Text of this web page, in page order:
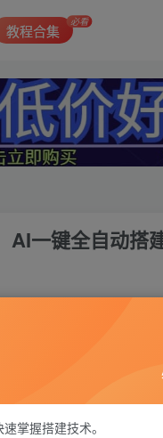
教程合集
必看
AI一键全自动
服务器操作一下启动，不清楚
掌握搭建技术。